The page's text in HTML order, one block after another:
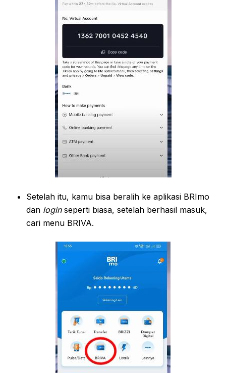
Setelah itu, kamu bisa beralih ke aplikasi BRImo
dan loginseperti biasa, setelah berhasil masuk,
cari menu BRIVA.